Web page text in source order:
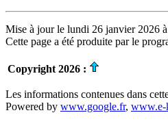
Mise à jour le lundi 26 janvier 2026
Cette page a été produite par le
Copyright 2026 :
Les informations contenues dans
Powered by www.google.fr, www.e-